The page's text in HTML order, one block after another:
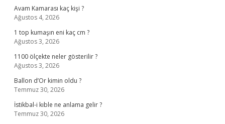
Avam Kamarası kaç kişi ?
Ağustos 4, 2026
1 top kumaşın eni kaç cm ?
Ağustos 3, 2026
1100 ölçekte neler gösterilir ?
Ağustos 3, 2026
Ballon d’Or kimin oldu ?
Temmuz 30, 2026
İstikbal-i kıble ne anlama gelir ?
Temmuz 30, 2026